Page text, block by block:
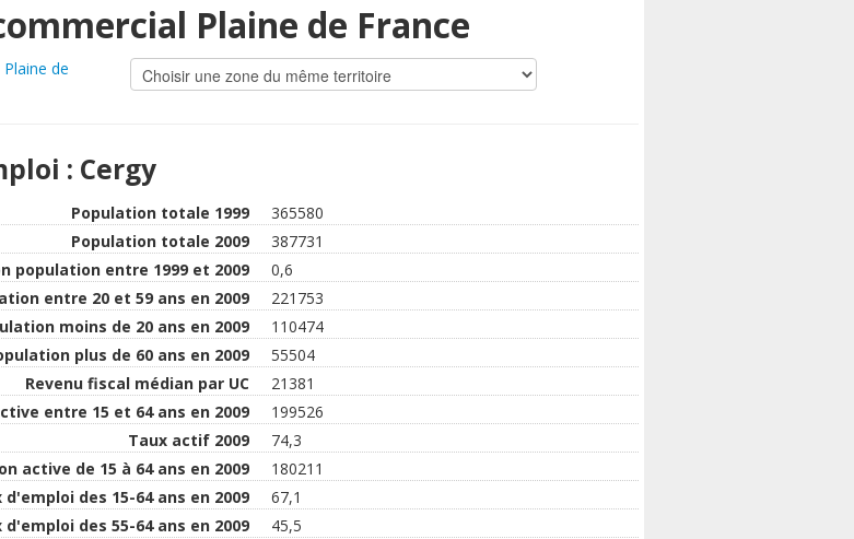
Plaine de France
de
: Cergy
Population totale 1999
365580
Population totale 2009
387731
population entre 1999 et 2009
0,6
entre 20 et 59 ans en 2009
221753
moins de 20 ans en 2009
110474
plus de 60 ans en 2009
55504
Revenu fiscal médian par UC
21381
entre 15 et 64 ans en 2009
199526
Taux actif 2009
74,3
active de 15 à 64 ans en 2009
180211
d'emploi des 15-64 ans en 2009
67,1
d'emploi des 55-64 ans en 2009
45,5